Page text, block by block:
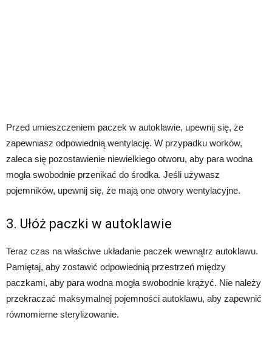
Przed umieszczeniem paczek w autoklawie, upewnij się, że
zapewniasz odpowiednią wentylację. W przypadku worków,
zaleca się pozostawienie niewielkiego otworu, aby para wodna
mogła swobodnie przenikać do środka. Jeśli używasz
pojemników, upewnij się, że mają one otwory wentylacyjne.
3. Ułóż paczki w autoklawie
Teraz czas na właściwe układanie paczek wewnątrz autoklawu.
Pamiętaj, aby zostawić odpowiednią przestrzeń między
paczkami, aby para wodna mogła swobodnie krążyć. Nie należy
przekraczać maksymalnej pojemności autoklawu, aby zapewnić
równomierne sterylizowanie.